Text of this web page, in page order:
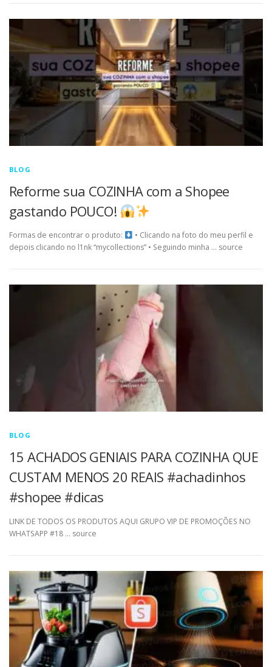
BLOG
Reforme sua COZINHA com a Shopee
gastando POUCO!
Formas de encontrar o produto:
• Clicando na foto do meu perfil e
depois clicando no l1nk “mycollections” • Seguindo minha … source
BLOG
15 ACHADOS GENIAIS PARA COZINHA QUE
CUSTAM MENOS 20 REAIS #achadinhos
#shopee #dicas
LINK DE TODOS OS PRODUTOS AQUI GRUPO VIP DE PROMOÇÕES NO
WHATSAPP #18 … source